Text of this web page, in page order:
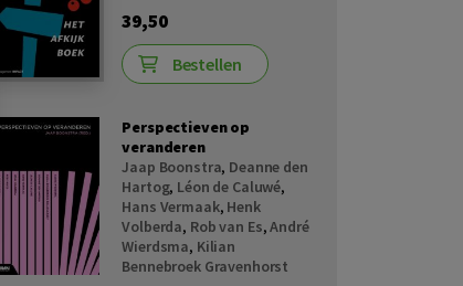
39,50
Bestellen
Perspectieven op
veranderen
Jaap Boonstra, Deanne den
Hartog, Léon de Caluwé,
Hans Vermaak, Henk
Volberda, Rob van Es,André
Wierdsma, Kilian
Bennebroek Gravenhorst